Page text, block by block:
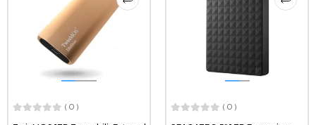
( 0 ) ( 0 )